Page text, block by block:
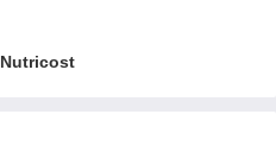
Nutricost